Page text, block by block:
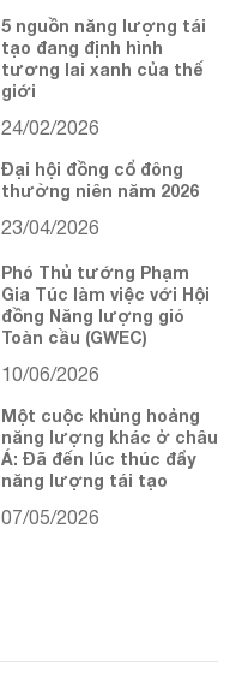
5 nguồn năng lượng tái
tạo đang định hình
tương lai xanh của thế
giới
24/02/2026
Đại hội đồng cổ đông
thường niên năm 2026
23/04/2026
Phó Thủ tướng Phạm
Gia Túc làm việc với Hội
đồng Năng lượng gió
Toàn cầu (GWEC)
10/06/2026
Một cuộc khủng hoảng
năng lượng khác ở châu
Á: Đã đến lúc thúc đẩy
năng lượng tái tạo
07/05/2026